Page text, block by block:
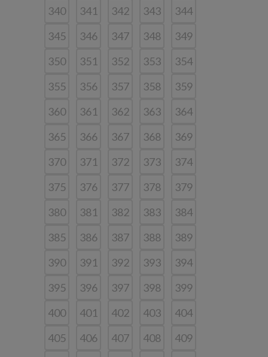
340
341 342 343
344
345
346 347 348
349
350
351 352 353
354
355
356 357 358
359
360
361 362 363
364
365
366 367 368
369
370
371 372 373
374
375
376 377 378
379
380
381 382 383
384
385
386 387 388
389
390
391 392 393
394
395
396 397 398
399
400
401 402 403
404
405
406 407 408
409